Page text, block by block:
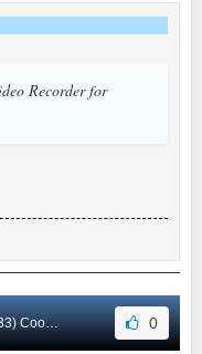
Recorder for
#110 0